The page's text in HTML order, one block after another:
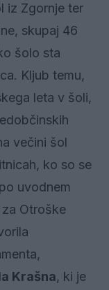
iz Zgornje ter
skupaj 46
šolo sta
Kljub temu,
leta v šoli,
večini šol
ko so se
uvodnem
Otroške
Krašna, ki je